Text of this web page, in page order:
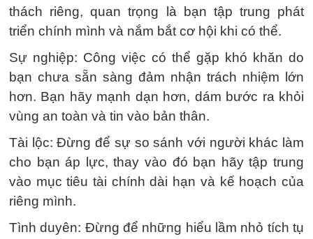
thách riêng, quan trọng là bạn tập trung phát
triển chính mình và nắm bắt cơ hội khi có thể.
Sự nghiệp: Công việc có thể gặp khó khăn do
bạn chưa sẵn sàng đảm nhận trách nhiệm lớn
hơn. Bạn hãy mạnh dạn hơn, dám bước ra khỏi
vùng an toàn và tin vào bản thân.
Tài lộc: Đừng để sự so sánh với người khác làm
cho bạn áp lực, thay vào đó bạn hãy tập trung
vào mục tiêu tài chính dài hạn và kế hoạch của
riêng mình.
Tình duyên: Đừng để những hiểu lầm nhỏ tích tụ